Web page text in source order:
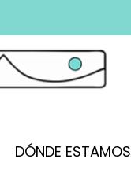
DÓNDE ESTAMOS